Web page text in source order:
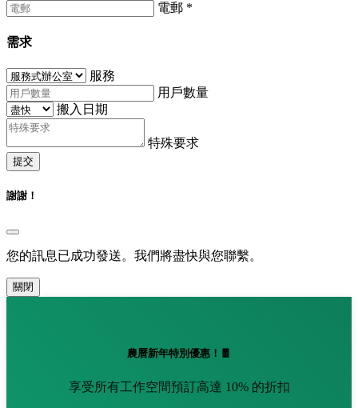
電郵 *
需求
服務
用戶數量
搬入日期
特殊要求
提交
謝謝！
您的訊息已成功發送。我們將盡快與您聯繫。
關閉
農曆新年特別優惠！🧧
享受所有工作空間預訂高達 10% 的折扣